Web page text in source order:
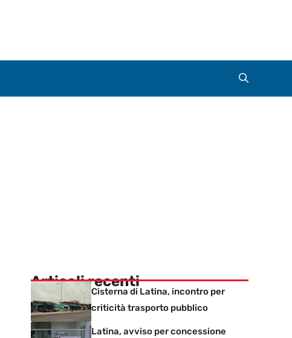
Articoli recenti
Cisterna di Latina, incontro per
criticità trasporto pubblico
Latina, avviso per concessione